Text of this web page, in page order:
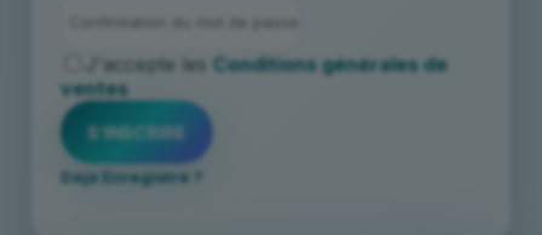
J'accepte les Conditions générales de
ventes
Déjà Enregistré ?